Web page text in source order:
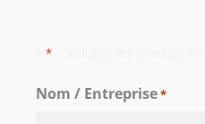
*
Nom / Entreprise*